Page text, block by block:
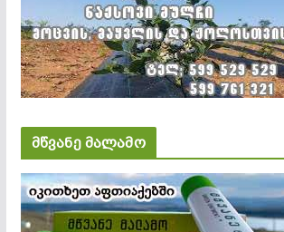
მწვანე მალამო